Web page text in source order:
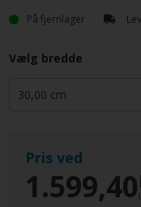
På fjernlager
Vælg bredde
Pris ved
1.599,40